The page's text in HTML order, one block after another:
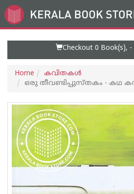
Go
to
Checkout 0 Book(s), -
Home
കവിതകള്‍
ഒരു തീവണ്ടിപ്പുസ്തകം - കഥ